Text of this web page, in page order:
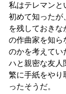
私はテレマンと
初めて知ったが
を残しておきな
の作曲家を知ら
のかを考えてい
ハと親密な友人
繁に手紙をやり
ったそうだ。